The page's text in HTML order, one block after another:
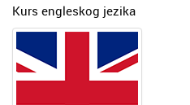
Kurs engleskog jezika